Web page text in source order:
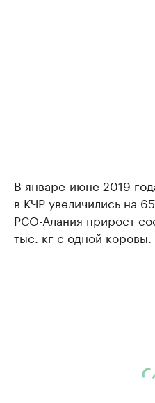
В январе-июне 2019
в КЧР увеличились на
РСО-Алания прирост
тыс. кг с одной коровы.